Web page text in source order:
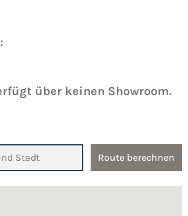
über keinen Showroom.